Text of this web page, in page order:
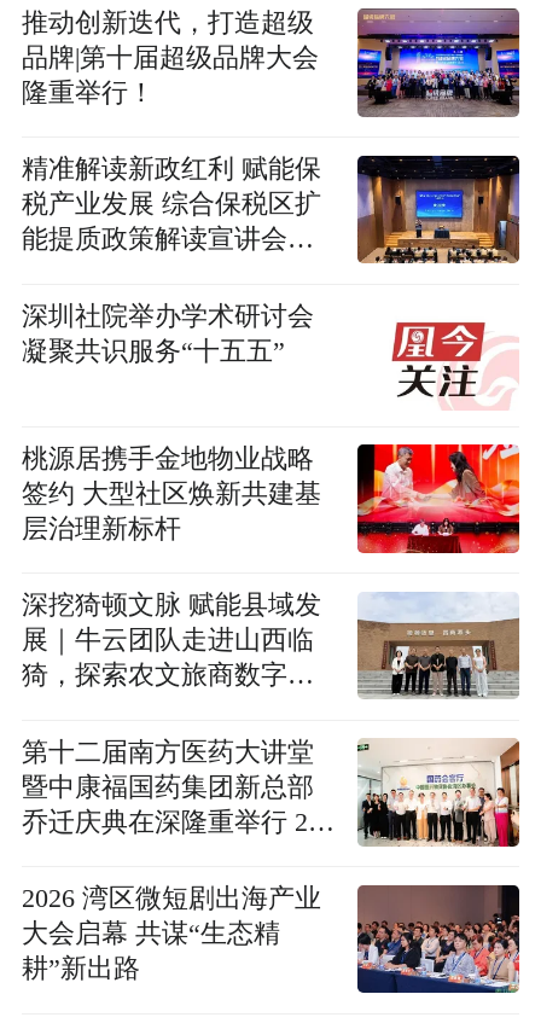
经济产融对接
推动创新迭代，打造超级
品牌|第十届超级品牌大会
隆重举行！
精准解读新政红利 赋能保
税产业发展 综合保税区扩
能提质政策解读宣讲会成
深圳社院举办学术研讨会
凝聚共识服务“十五五”
桃源居携手金地物业战略
签约 大型社区焕新共建基
层治理新标杆
深挖猗顿文脉 赋能县域发
展｜牛云团队走进山西临
猗，探索农文旅商数字融
第十二届南方医药大讲堂
暨中康福国药集团新总部
乔迁庆典在深隆重举行 25
业新蓝图
2026 湾区微短剧出海产业
大会启幕 共谋“生态精
耕”新出路